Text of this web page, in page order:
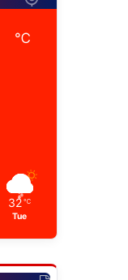
℃
32 ℃
Tue